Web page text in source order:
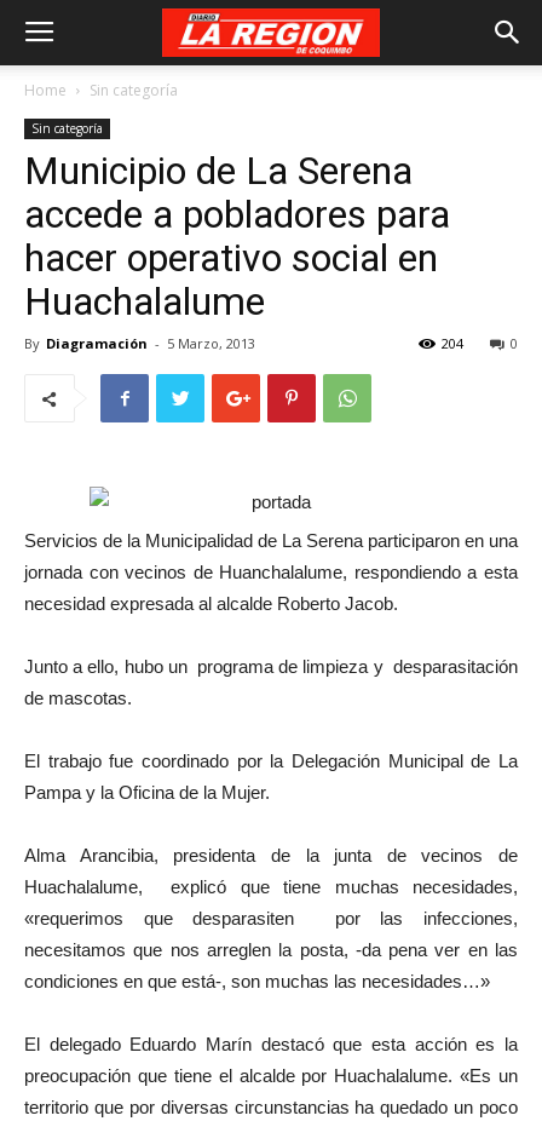
Home Sin categoría
Sin categoría
Municipio de La Serena
accede a pobladores para
hacer operativo social en
Huachalalume
By Diagramación - 5 Marzo, 2013 0
204
Servicios de la Municipalidad de La Serena participaron en una
jornada con vecinos de Huanchalalume, respondiendo a esta
necesidad expresada al alcalde Roberto Jacob.
Junto a ello, hubo un programa de limpieza y desparasitación
de mascotas.
El trabajo fue coordinado por la Delegación Municipal de La
Pampa y la Oficina de la Mujer.
Alma Arancibia, presidenta de la junta de vecinos de
Huachalalume, explicó que tiene muchas necesidades,
«requerimos que desparasiten por las infecciones,
necesitamos que nos arreglen la posta, -da pena ver en las
condiciones en que está-, son muchas las necesidades…»
El delegado Eduardo Marín destacó que esta acción es la
preocupación que tiene el alcalde por Huachalalume. «Es un
territorio que por diversas circunstancias ha quedado un poco